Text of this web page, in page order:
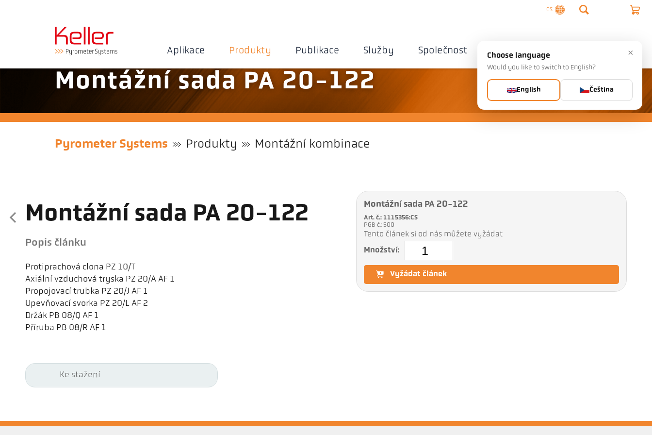
CS
Aplikace Produkty Publikace Služby Společnost Kontaktujte nás
Montážní sada PA 20-122
Pyrometer Systems Produkty Montážní kombinace
Montážní sada PA 20-122
Popis článku
Protiprachová clona PZ 10/T
Axiální vzduchová tryska PZ 20/A AF 1
Propojovací trubka PZ 20/J AF 1
Upevňovací svorka PZ 20/L AF 2
Držák PB 08/Q AF 1
Příruba PB 08/R AF 1
Montážní sada PA 20-122
Art. č.: 1115356:CS
PGB č.: 500
Tento článek si od nás můžete vyžádat
Množství:
Vyžádat článek
Ke stažení
×
Choose language
Would you like to switch to English?
English Čeština